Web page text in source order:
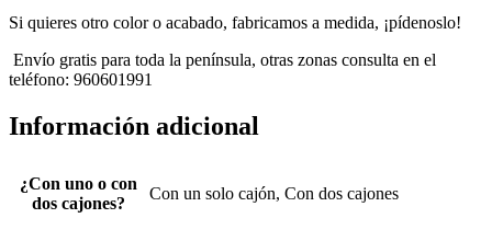
Si quieres otro color o acabado, fabricamos a medida, ¡pídenoslo!
Envío gratis para toda la península, otras zonas consulta en el
teléfono: 960601991
Información adicional
¿Con uno o con
dos cajones?
Con un solo cajón, Con dos cajones